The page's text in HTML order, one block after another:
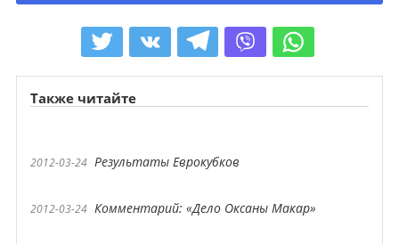
Также читайте
2012-03-24 Результаты Еврокубков
2012-03-24 Комментарий: «Дело Оксаны Макар»